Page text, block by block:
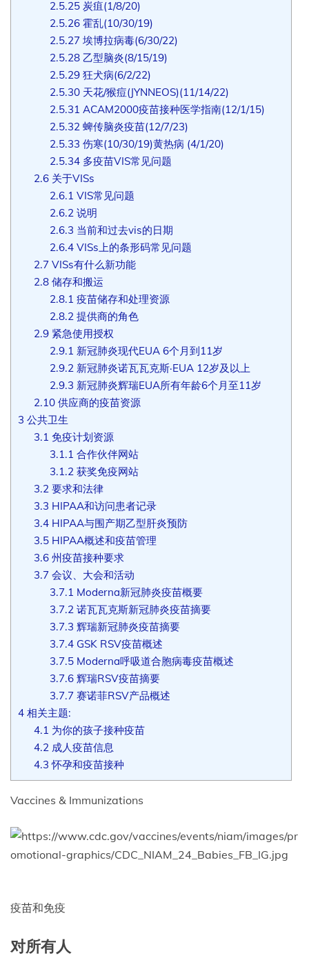
2.5.25炭疽(1/8/20)
2.5.26霍乱(10/30/19)
2.5.27埃博拉病毒(6/30/22)
2.5.28乙型脑炎(8/15/19)
2.5.29狂犬病(6/2/22)
2.5.30天花/猴痘(JYNNEOS)(11/14/22)
2.5.31 ACAM2000疫苗接种医学指南(12/1/15)
2.5.32蜱传脑炎疫苗(12/7/23)
2.5.33 伤寒(10/30/19)黄热病 (4/1/20)
2.5.34多疫苗VIS常见问题
2.6关于VISs
2.6.1 VIS常见问题
2.6.2说明
2.6.3 当前和过去vis的日期
2.6.4VISs上的条形码常见问题
2.7VISs有什么新功能
2.8储存和搬运
2.8.1 疫苗储存和处理资源
2.8.2提供商的角色
2.9紧急使用授权
2.9.1 新冠肺炎现代EUA 6个月到11岁
2.9.2新冠肺炎诺瓦瓦克斯·EUA 12岁及以上
2.9.3 新冠肺炎辉瑞EUA所有年龄6个月至11岁
2.10供应商的疫苗资源
3 公共卫生
3.1 免疫计划资源
3.1.1 合作伙伴网站
3.1.2获奖免疫网站
3.2要求和法律
3.3 HIPAA和访问患者记录
3.4HIPAA与围产期乙型肝炎预防
3.5HIPAA概述和疫苗管理
3.6州疫苗接种要求
3.7会议、大会和活动
3.7.1 Moderna新冠肺炎疫苗概要
3.7.2诺瓦瓦克斯新冠肺炎疫苗摘要
3.7.3 辉瑞新冠肺炎疫苗摘要
3.7.4GSK RSV疫苗概述
3.7.5Moderna呼吸道合胞病毒疫苗概述
3.7.6辉瑞RSV疫苗摘要
3.7.7赛诺菲RSV产品概述
4 相关主题:
4.1 为你的孩子接种疫苗
4.2成人疫苗信息
4.3 怀孕和疫苗接种
Vaccines & Immunizations
疫苗和免疫
对所有人